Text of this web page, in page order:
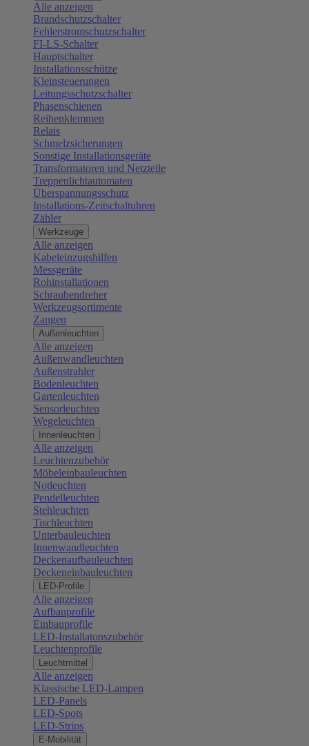
Alle anzeigen
Brandschutzschalter
Fehlerstromschutzschalter
FI-LS-Schalter
Hauptschalter
Installationsschütze
Kleinsteuerungen
Leitungsschutzschalter
Phasenschienen
Reihenklemmen
Relais
Schmelzsicherungen
Sonstige Installationsgeräte
Transformatoren und Netzteile
Treppenlichtautomaten
Überspannungsschutz
Installations-Zeitschaltuhren
Zähler
Werkzeuge
Alle anzeigen
Kabeleinzugshilfen
Messgeräte
Rohinstallationen
Schraubendreher
Werkzeugsortimente
Zangen
Außenleuchten
Alle anzeigen
Außenwandleuchten
Außenstrahler
Bodenleuchten
Gartenleuchten
Sensorleuchten
Wegeleuchten
Innenleuchten
Alle anzeigen
Leuchtenzubehör
Möbeleinbauleuchten
Notleuchten
Pendelleuchten
Stehleuchten
Tischleuchten
Unterbauleuchten
Innenwandleuchten
Deckenaufbauleuchten
Deckeneinbauleuchten
LED-Profile
Alle anzeigen
Aufbauprofile
Einbauprofile
LED-Installatonszubehör
Leuchtenprofile
Leuchtmittel
Alle anzeigen
Klassische LED-Lampen
LED-Panels
LED-Spots
LED-Strips
E-Mobilität